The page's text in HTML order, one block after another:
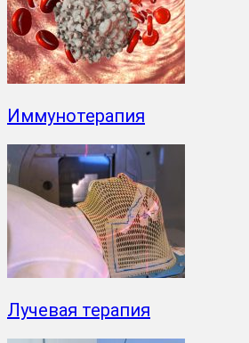
Иммунотерапия
Лучевая терапия